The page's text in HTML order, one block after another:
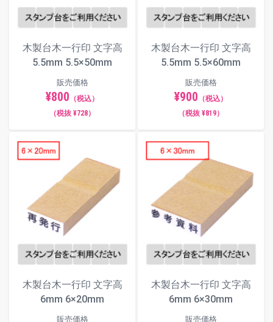
木製台木一行印 文字高
5.5mm 5.5×50mm
販売価格
¥800 （税込）
（税抜 ¥728）
木製台木一行印 文字高
5.5mm 5.5×60mm
販売価格
¥900 （税込）
（税抜 ¥819）
木製台木一行印 文字高
6mm 6×20mm
販売価格
木製台木一行印 文字高
6mm 6×30mm
販売価格